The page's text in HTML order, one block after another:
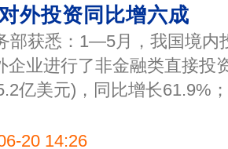
外投资同比增六成
部获悉：1—5月，我国境内
企业进行了非金融类直接投
亿美元)，同比增长61.9%
20 14:26